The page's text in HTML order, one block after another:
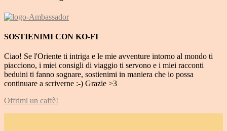
SOSTIENIMI CON KO-FI
Ciao! Se l'Oriente ti intriga e le mie avventure intorno al mondo ti
piacciono, i miei consigli di viaggio ti servono e i miei racconti
beduini ti fanno sognare, sostienimi in maniera che io possa
continuare a scriverne :-) Grazie >3
Offrimi un caffè!